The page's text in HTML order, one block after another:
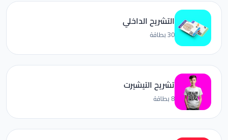
التشريح الداخلي
30 بطاقة
تشريح التيشيرت
8 بطاقة